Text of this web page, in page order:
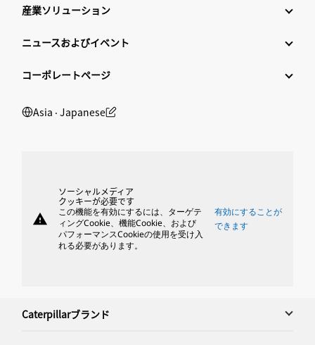
産業ソリューション
ニュースおよびイベント
コーポレートページ
Asia ‧ Japanese
warning
ソーシャルメディア
クッキーが必要です
この機能を有効にするには、ターゲテ
ィングCookie、機能Cookie、および
パフォーマンスCookieの使用を受け入
れる必要があります。
有効にすることが
できます
Caterpillarブランド